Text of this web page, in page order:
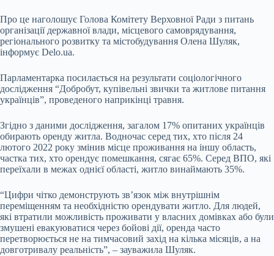
Про це наголошує Голова Комітету Верховної Ради з питань
організації державної влади, місцевого самоврядування,
регіонального розвитку та містобудування Олена Шуляк,
інформує Delo.ua.
Парламентарка посилається на результати соціологічного
дослідження “Добробут, купівельні звички та житлове питання
українців”, проведеного наприкінці травня.
Згідно з даними дослідження, загалом 17% опитаних українців
обирають оренду житла. Водночас серед тих, хто після 24
лютого 2022 року змінив місце проживання на іншу область,
частка тих, хто орендує помешкання, сягає 65%. Серед ВПО, які
переїхали в межах однієї області, житло винаймають 35%.
“Цифри чітко демонструють зв’язок між внутрішнім
переміщенням та необхідністю орендувати житло. Для людей,
які втратили можливість проживати у власних домівках або були
змушені евакуюватися через бойові дії, оренда часто
перетворюється не на тимчасовий захід на кілька місяців, а на
довготривалу реальність”, – зауважила Шуляк.